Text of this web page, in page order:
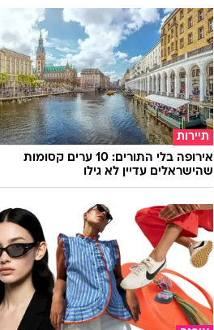
תיירות
אירופה בלי התורים: 10 ערים קסומות
שהישראלים עדיין לא גילו